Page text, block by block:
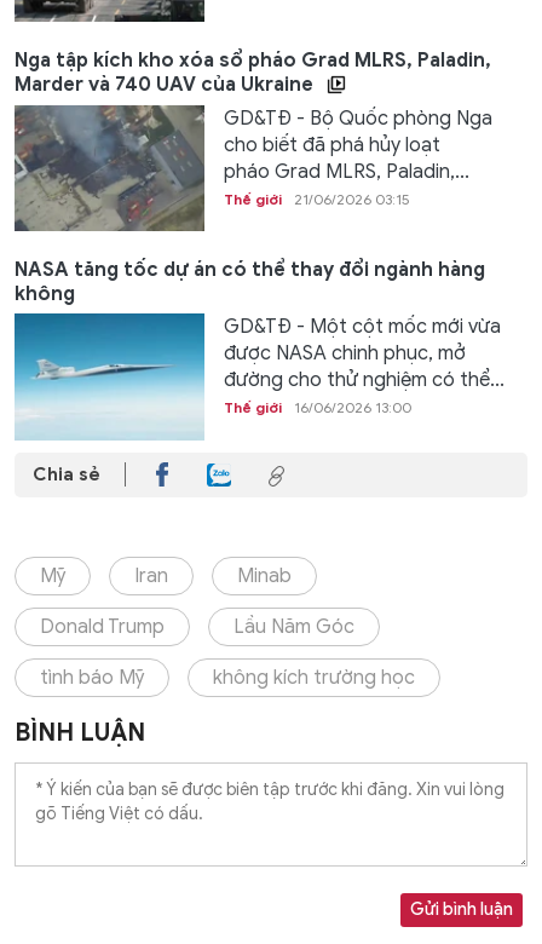
Nga tập kích kho xóa sổ pháo Grad MLRS, Paladin,
Marder và 740 UAV của Ukraine
GD&TĐ - Bộ Quốc phòng Nga
cho biết đã phá hủy loạt
pháo Grad MLRS, Paladin,...
Thế giới 21/06/2026 03:15
NASA tăng tốc dự án có thể thay đổi ngành hàng
không
GD&TĐ - Một cột mốc mới vừa
được NASA chinh phục, mở
đường cho thử nghiệm có thể...
Thế giới 16/06/2026 13:00
Chia sẻ
Mỹ Iran Minab
Donald Trump Lầu Năm Góc
tình báo Mỹ không kích trường học
BÌNH LUẬN
Gửi bình luận